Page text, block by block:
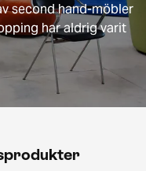
second hand-möbler
har aldrig varit